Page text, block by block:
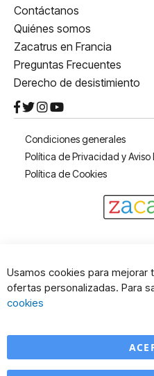
Contáctanos
Quiénes somos
Zacatrus en Francia
Preguntas Frecuentes
Derecho de desistimiento
Condiciones generales
Política de Privacidad y Aviso
Política de Cookies
Usamos cookies para mejorar
ofertas personalizadas. Para
cookies